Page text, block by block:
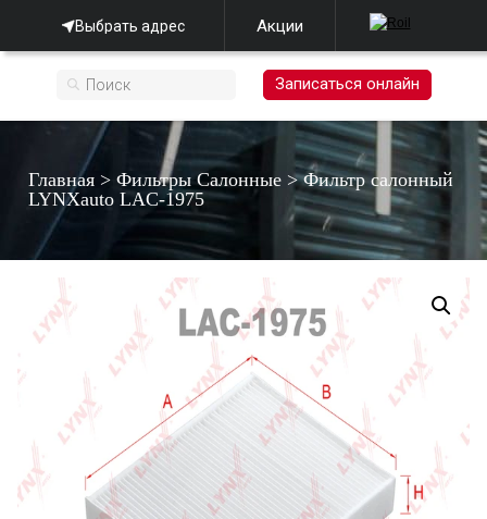
Выбрать адрес Акции
Записаться онлайн
Главная >Фильтры Салонные >Фильтр салонный
LYNXauto LAC-1975